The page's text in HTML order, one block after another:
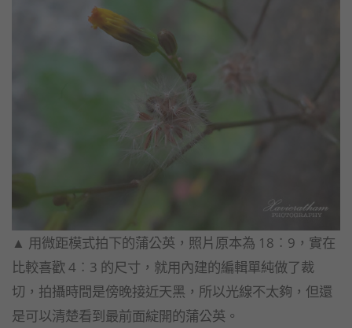
▲ 用微距模式拍下的蒲公英，照片原本為 18︰9，實在
比較喜歡 4︰3 的尺寸，就用內建的編輯單純做了裁
切，拍攝時間是傍晚接近天黑， 所以光線不太夠，但還
是可以清楚看到最前面綻開的蒲公英。